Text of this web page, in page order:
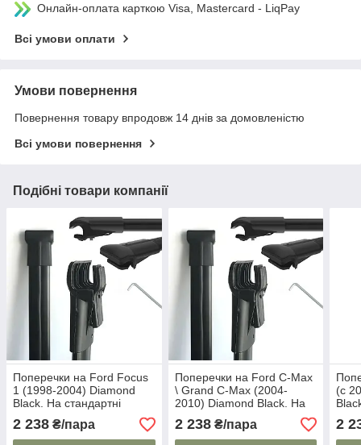
Онлайн-оплата карткою Visa, Mastercard - LiqPay
Всі умови оплати
Умови повернення
Повернення товару впродовж 14 днів за домовленістю
Всі умови повернення
Подібні товари компанії
Поперечки на Ford Focus
1 (1998-2004) Diamond
Black. На стандартні
2 238 ₴/пара
Поперечки на Ford C-Max
\ Grand C-Max (2004-
2010) Diamond Black. На
стандартні рейлінги. Чорні
2 238₴/пара
(c
2